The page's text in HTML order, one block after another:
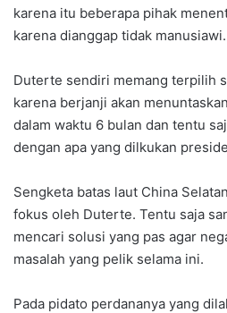
karena itu beberapa pihak
karena dianggap tidak manusiawi.
Duterte sendiri memang terpilih
karena berjanji akan
dalam waktu 6 bulan dan tentu
dengan apa yang dilkukan
Sengketa batas laut China
fokus oleh Duterte. Tentu saja
mencari solusi yang pas agar
masalah yang pelik selama ini.
Pada pidato perdananya yang